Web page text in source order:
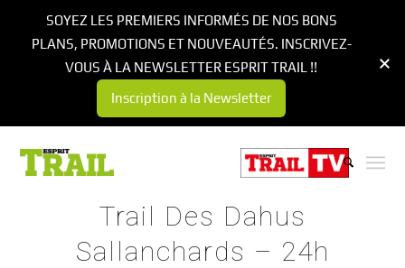
Trail Des Dahus
Sallanchards – 24h
SOYEZ LES PREMIERS INFORMÉS DE NOS BONS
PLANS, PROMOTIONS ET NOUVEAUTÉS. INSCRIVEZ-
VOUS À LA NEWSLETTER ESPRIT TRAIL !!
Inscription à la Newsletter